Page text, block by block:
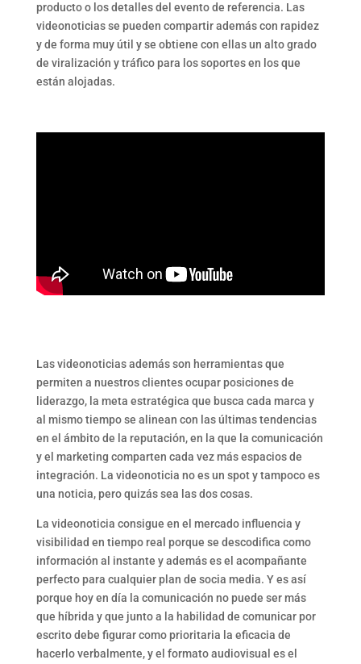
producto o los detalles del evento de referencia. Las
videonoticias se pueden compartir además con rapidez
y de forma muy útil y se obtiene con ellas un alto grado
de viralización y tráfico para los soportes en los que
están alojadas.
Las videonoticias además son herramientas que
permiten a nuestros clientes ocupar posiciones de
liderazgo, la meta estratégica que busca cada marca y
al mismo tiempo se alinean con las últimas tendencias
en el ámbito de la reputación, en la que la comunicación
y el marketing comparten cada vez más espacios de
integración. La videonoticia no es un spot y tampoco es
una noticia, pero quizás sea las dos cosas.
La videonoticia consigue en el mercado influencia y
visibilidad en tiempo real porque se descodifica como
información al instante y además es el acompañante
perfecto para cualquier plan de socia media. Y es así
porque hoy en día la comunicación no puede ser más
que híbrida y que junto a la habilidad de comunicar por
escrito debe figurar como prioritaria la eficacia de
hacerlo verbalmente, y el formato audiovisual es el